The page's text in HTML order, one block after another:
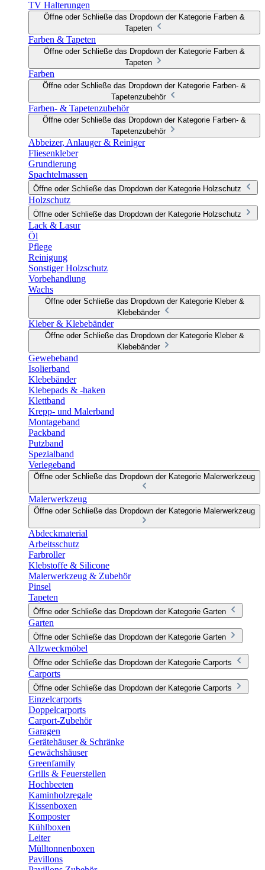
TV Halterungen
Öffne oder Schließe das Dropdown der Kategorie Farben &
Tapeten
Farben & Tapeten
Öffne oder Schließe das Dropdown der Kategorie Farben &
Tapeten
Farben
Öffne oder Schließe das Dropdown der Kategorie Farben- &
Tapetenzubehör
Farben- & Tapetenzubehör
Öffne oder Schließe das Dropdown der Kategorie Farben- &
Tapetenzubehör
Abbeizer, Anlauger & Reiniger
Fliesenkleber
Grundierung
Spachtelmassen
Öffne oder Schließe das Dropdown der Kategorie Holzschutz
Holzschutz
Öffne oder Schließe das Dropdown der Kategorie Holzschutz
Lack & Lasur
Öl
Pflege
Reinigung
Sonstiger Holzschutz
Vorbehandlung
Wachs
Öffne oder Schließe das Dropdown der Kategorie Kleber &
Klebebänder
Kleber & Klebebänder
Öffne oder Schließe das Dropdown der Kategorie Kleber &
Klebebänder
Gewebeband
Isolierband
Klebebänder
Klebepads & -haken
Klettband
Krepp- und Malerband
Montageband
Packband
Putzband
Spezialband
Verlegeband
Öffne oder Schließe das Dropdown der Kategorie Malerwerkzeug
Malerwerkzeug
Öffne oder Schließe das Dropdown der Kategorie Malerwerkzeug
Abdeckmaterial
Arbeitsschutz
Farbroller
Klebstoffe & Silicone
Malerwerkzeug & Zubehör
Pinsel
Tapeten
Öffne oder Schließe das Dropdown der Kategorie Garten
Garten
Öffne oder Schließe das Dropdown der Kategorie Garten
Allzweckmöbel
Öffne oder Schließe das Dropdown der Kategorie Carports
Carports
Öffne oder Schließe das Dropdown der Kategorie Carports
Einzelcarports
Doppelcarports
Carport-Zubehör
Garagen
Gerätehäuser & Schränke
Gewächshäuser
Greenfamily
Grills & Feuerstellen
Hochbeeten
Kaminholzregale
Kissenboxen
Komposter
Kühlboxen
Leiter
Mülltonnenboxen
Pavillons